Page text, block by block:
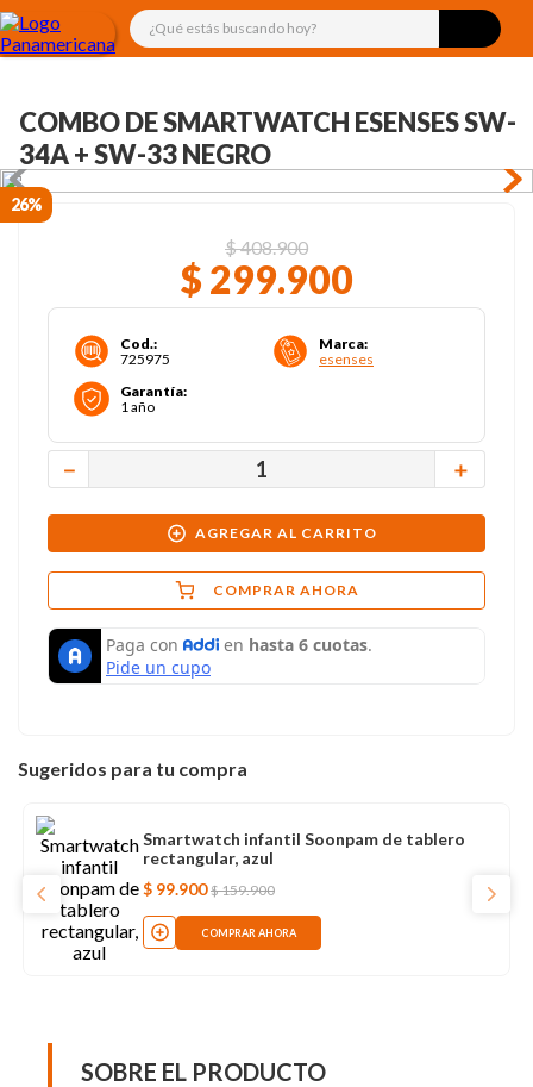
¿Qué estás buscando hoy?
COMBO DE SMARTWATCH ESENSES SW-
34A + SW-33 NEGRO
26%
$408.900
$ 299.900
Cod.:
725975
Marca:
esenses
Garantía:
1 año
＋
－
AGREGAR AL CARRITO
COMPRAR AHORA
Sugeridos para tu compra
Smartwatch infantil Soonpam de tablero
rectangular, azul
$ 99.900 $159.900
COMPRAR AHORA
SOBRE EL PRODUCTO